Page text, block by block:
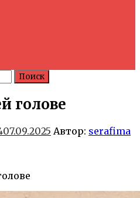
голове
07.09.2025 Автор: serafima